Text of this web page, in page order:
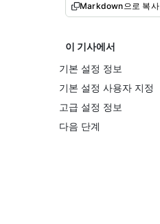
Markdown으로 복사
이 기사에서
기본 설정 정보
기본 설정 사용자 지정
고급 설정 정보
다음 단계